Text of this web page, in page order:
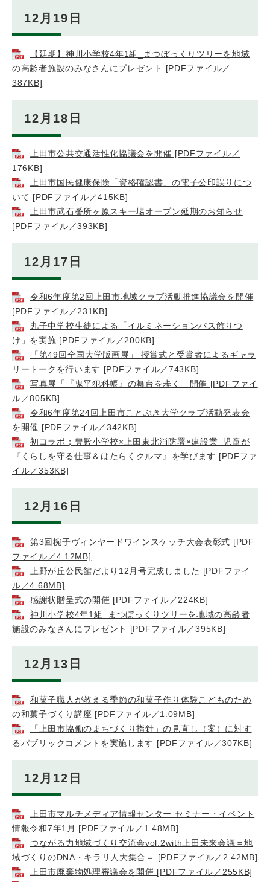
12月19日
【延期】神川小学校4年1組_まつぼっくりツリーを地域
の高齢者施設のみなさんにプレゼント [PDFファイル／
387KB]
12月18日
上田市公共交通活性化協議会を開催 [PDFファイル／
176KB]
上田市国民健康保険「資格確認書」の電子公印誤りにつ
いて [PDFファイル／415KB]
上田市武石番所ヶ原スキー場オープン延期のお知らせ
[PDFファイル／393KB]
12月17日
令和6年度第2回上田市地域クラブ活動推進協議会を開催
[PDFファイル／231KB]
丸子中学校生徒による「イルミネーションバス飾りつ
け」を実施 [PDFファイル／200KB]
「第49回全国大学版画展」 授賞式と受賞者によるギャラ
リートークを行います [PDFファイル／743KB]
写真展「『鬼平犯科帳』の舞台を歩く」開催 [PDFファイ
ル／805KB]
令和6年度第24回上田市ことぶき大学クラブ活動発表会
を開催 [PDFファイル／342KB]
初コラボ；豊殿小学校×上田東北消防署×建設業_児童が
『くらしを守る仕事＆はたらくクルマ』を学びます [PDFファ
イル／353KB]
12月16日
第3回椀子ヴィンヤードワインスケッチ大会表彰式 [PDF
ファイル／4.12MB]
上野が丘公民館だより12月号完成しました [PDFファイ
ル／4.68MB]
感謝状贈呈式の開催 [PDFファイル／224KB]
神川小学校4年1組_まつぼっくりツリーを地域の高齢者
施設のみなさんにプレゼント [PDFファイル／395KB]
12月13日
和菓子職人が教える季節の和菓子作り体験こどものため
の和菓子づくり講座 [PDFファイル／1.09MB]
「上田市協働のまちづくり指針」の見直し（案）に対す
るパブリックコメントを実施します [PDFファイル／307KB]
12月12日
上田市マルチメディア情報センター セミナー・イベント
情報令和7年1月 [PDFファイル／1.48MB]
つながる力地域づくり交流会vol.2with上田未来会議＝地
域づくりのDNA・キラリ人大集合＝ [PDFファイル／2.42MB]
上田市廃棄物処理審議会を開催 [PDFファイル／255KB]